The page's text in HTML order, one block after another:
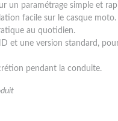
un paramétrage simple et
facile sur le casque moto.
au quotidien.
et une version standard,
pendant la conduite.